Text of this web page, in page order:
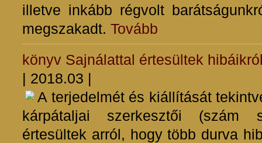
illetve inkább régvolt
megszakadt. Tovább
könyv Sajnálattal értesültek
| 2018.03 |
A terjedelmét és kiállítását
kárpátaljai szerkesztői (szám
értesültek arról, hogy több durva